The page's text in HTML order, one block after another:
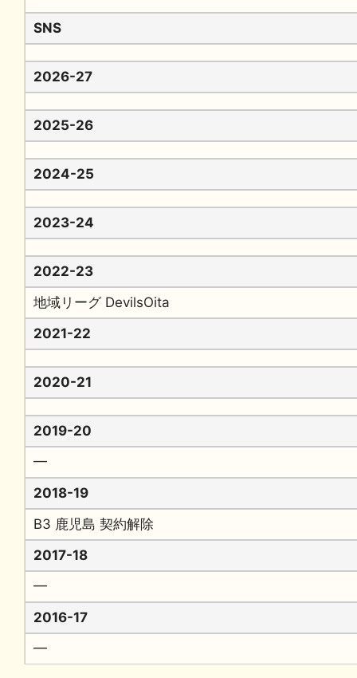
SNS
2026-27
2025-26
2024-25
2023-24
2022-23
地域リーグ DevilsOita
2021-22
2020-21
2019-20
━
2018-19
B3 鹿児島 契約解除
2017-18
━
2016-17
━